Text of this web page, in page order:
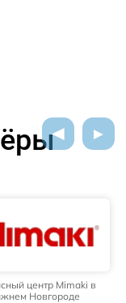
центр Mimaki в
Новгороде